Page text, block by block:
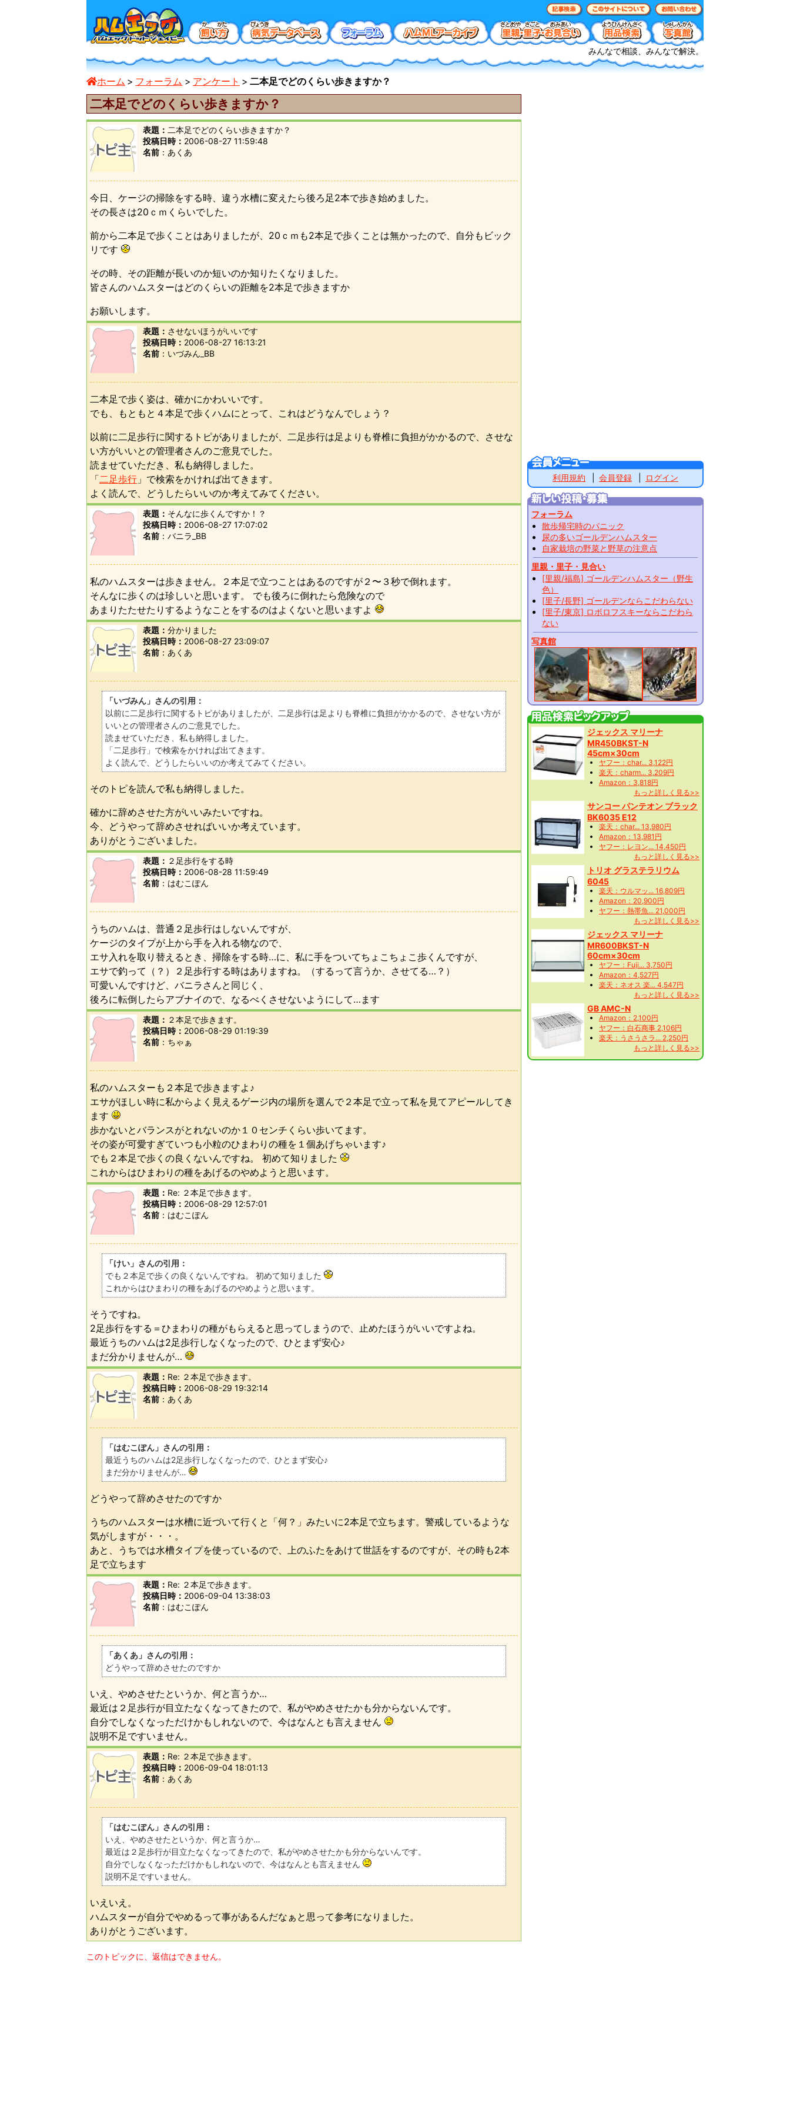
みんなで相談、みんなで解決。
ホーム フォーラム アンケート 二本足でどのくらい歩きますか？
二本足でどのくらい歩きますか？
表題： 二本足でどのくらい歩きますか？
投稿日時： 2006-08-27 11:59:48
名前
あくあ
今日、ケージの掃除をする時、違う水槽に変えたら後ろ足2本で歩き始めました。
その長さは20ｃｍくらいでした。
前から二本足で歩くことはありましたが、20ｃｍも2本足で歩くことは無かったので、自分もビック
リです
その時、その距離が長いのか短いのか知りたくなりました。
皆さんのハムスターはどのくらいの距離を2本足で歩きますか
お願いします。
表題： させないほうがいいです
投稿日時： 2006-08-27 16:13:21
名前
いづみん_BB
二本足で歩く姿は、確かにかわいいです。
でも、もともと４本足で歩くハムにとって、これはどうなんでしょう？
以前に二足歩行に関するトピがありましたが、二足歩行は足よりも脊椎に負担がかかるので、させな
い方がいいとの管理者さんのご意見でした。
読ませていただき、私も納得しました。
「二足歩行 」で検索をかければ出てきます。
よく読んで、どうしたらいいのか考えてみてください。
表題： そんなに歩くんですか！？
投稿日時： 2006-08-27 17:07:02
名前
バニラ_BB
私のハムスターは歩きません。２本足で立つことはあるのですが２〜３秒で倒れます。
そんなに歩くのは珍しいと思います。 でも後ろに倒れたら危険なので
あまりたたせたりするようなことをするのはよくないと思いますよ
表題： 分かりました
投稿日時： 2006-08-27 23:09:07
名前
あくあ
「いづみん」さんの引用：
以前に二足歩行に関するトピがありましたが、二足歩行は足よりも脊椎に負担がかかるので、させない方が
いいとの管理者さんのご意見でした。
読ませていただき、私も納得しました。
「二足歩行」で検索をかければ出てきます。
よく読んで、どうしたらいいのか考えてみてください。
そのトピを読んで私も納得しました。
確かに辞めさせた方がいいみたいですね。
今、どうやって辞めさせればいいか考えています。
ありがとうございました。
表題： ２足歩行をする時
投稿日時： 2006-08-28 11:59:49
名前
はむこぽん
うちのハムは、普通２足歩行はしないんですが、
ケージのタイプが上から手を入れる物なので、
エサ入れを取り替えるとき、掃除をする時…に、私に手をついてちょこちょこ歩くんですが、
エサで釣って（？）２足歩行する時はありますね。（するって言うか、させてる…？）
可愛いんですけど、バニラさんと同じく、
後ろに転倒したらアブナイので、なるべくさせないようにして…ます
表題： ２本足で歩きます。
投稿日時： 2006-08-29 01:19:39
名前
ちゃぁ
私のハムスターも２本足で歩きますよ♪
エサがほしい時に私からよく見えるゲージ内の場所を選んで２本足で立って私を見てアピールしてき
ます
歩かないとバランスがとれないのか１０センチくらい歩いてます。
その姿が可愛すぎていつも小粒のひまわりの種を１個あげちゃいます♪
でも２本足で歩くの良くないんですね。 初めて知りました
これからはひまわりの種をあげるのやめようと思います。
表題： Re: ２本足で歩きます。
投稿日時： 2006-08-29 12:57:01
名前
はむこぽん
「けい」さんの引用：
でも２本足で歩くの良くないんですね。 初めて知りました
これからはひまわりの種をあげるのやめようと思います。
そうですね。
2足歩行をする＝ひまわりの種がもらえると思ってしまうので、止めたほうがいいですよね。
最近うちのハムは2足歩行しなくなったので、ひとまず安心♪
まだ分かりませんが…
表題： Re: ２本足で歩きます。
投稿日時： 2006-08-29 19:32:14
名前
あくあ
「はむこぽん」さんの引用：
最近うちのハムは2足歩行しなくなったので、ひとまず安心♪
まだ分かりませんが…
どうやって辞めさせたのですか
うちのハムスターは水槽に近づいて行くと「何？」みたいに2本足で立ちます。警戒しているような
気がしますが・・・。
あと、うちでは水槽タイプを使っているので、上のふたをあけて世話をするのですが、その時も2本
足で立ちます
表題： Re: ２本足で歩きます。
投稿日時： 2006-09-04 13:38:03
名前
はむこぽん
「あくあ」さんの引用：
どうやって辞めさせたのですか
いえ、やめさせたというか、何と言うか…
最近は２足歩行が目立たなくなってきたので、私がやめさせたかも分からないんです。
自分でしなくなっただけかもしれないので、今はなんとも言えません
説明不足ですいません。
表題： Re: ２本足で歩きます。
投稿日時： 2006-09-04 18:01:13
名前
あくあ
「はむこぽん」さんの引用：
いえ、やめさせたというか、何と言うか…
最近は２足歩行が目立たなくなってきたので、私がやめさせたかも分からないんです。
自分でしなくなっただけかもしれないので、今はなんとも言えません
説明不足ですいません。
いえいえ。
ハムスターが自分でやめるって事があるんだなぁと思って参考になりました。
ありがとうございます。
このトピックに、返信はできません。
利用規約 会員登録 ログイン
フォーラム
散歩帰宅時のパニック
尿の多いゴールデンハムスター
自家栽培の野菜と野草の注意点
里親・里子・見合い
[里親/福島] ゴールデンハムスター（野生
色）
[里子/長野] ゴールデンならこだわらない
[里子/東京] ロボロフスキーならこだわら
ない
写真館
ジェックス マリーナ
MR450BKST-N
45cm×30cm
ヤフー：char... 3,122円
楽天：charm... 3,209円
Amazon：3,818円
もっと詳しく見る>>
サンコー パンテオン ブラック
BK6035 E12
楽天：char... 13,980円
Amazon：13,981円
ヤフー：レヨン... 14,450円
もっと詳しく見る>>
トリオ グラステラリウム
6045
楽天：ウルマッ... 16,809円
Amazon：20,900円
ヤフー：熱帯魚... 21,000円
もっと詳しく見る>>
ジェックス マリーナ
MR600BKST-N
60cm×30cm
ヤフー：Fuji... 3,750円
Amazon：4,527円
楽天：ネオス 楽... 4,547円
もっと詳しく見る>>
GB AMC-N
Amazon：2,100円
ヤフー：白石商事 2,106円
楽天：うさうさラ... 2,250円
もっと詳しく見る>>